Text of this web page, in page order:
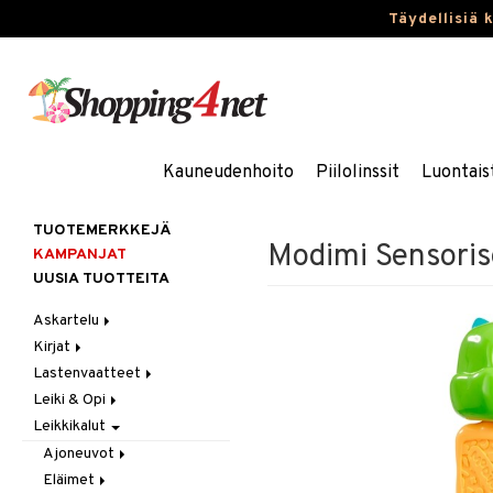
Täydellisiä
Kauneudenhoito Piilolinssit
Modimi
TUOTEMERKKEJÄ
KAMPANJAT
UUSIA TUOTTEITA
Askartelu
Askartelumateriaalit
Askartelusetti
Helmet
Koulutarvikkeet
Muovailuvaha
Piirrä ja maalaa
Kirjat
Askartelukirjat
Maalauskirjat
Päiväkirjat
Lastenvaatteet
Alaosat
Leggingsit
Alusvaatteet & Sukat
Kengät
Mekot
Leiki & Opi
Opetuslelut
Oppimispelit
Soittimet
Leikkikalut
Ajoneuvot
Autoradat
Eläimet